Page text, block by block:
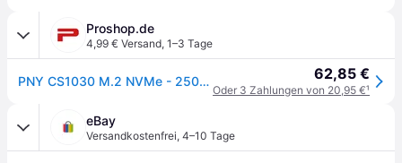
Proshop.de
4,99 € Versand, 1–3 Tage
PNY CS1030 M.2 NVMe - 250GB 62,85 €
Oder 3 Zahlungen von 20,95 €¹
eBay
Versandkostenfrei, 4–10 Tage